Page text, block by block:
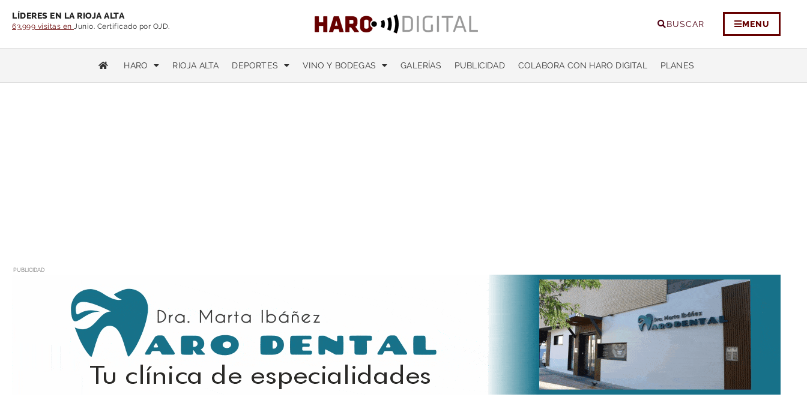
LÍDERES EN LA RIOJA ALTA
63.999 visitas en Junio. Certificado por OJD. BUSCAR MENU
HARO RIOJA ALTA DEPORTES VINO Y BODEGAS GALERÍAS PUBLICIDAD COLABORA CON HARO DIGITAL PLANES
PUBLICIDAD
Estás leyendo : Ceniceros anuncia la configuración de un corredor de 155 kilómetros para que el tráfico pesado no pase por Haro